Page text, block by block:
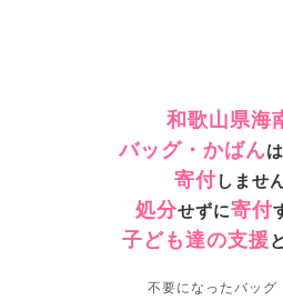
和歌山県海
バッグ・かばんは
寄付しませ
処分せずに寄付
子ども達の支援
不要になったバッグ